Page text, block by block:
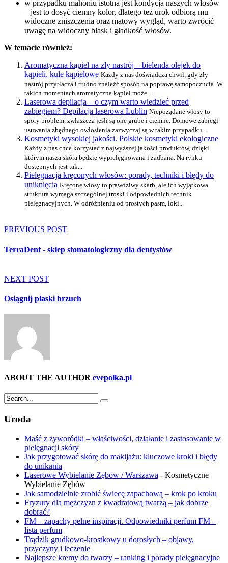
w przypadku mahoniu istotna jest kondycja naszych włosów
– jest to dosyć ciemny kolor, dlatego też urok odbiorą mu
widoczne zniszczenia oraz matowy wygląd, warto zwrócić
uwagę na widoczny blask i gładkość włosów.
W temacie również:
Aromatyczna kąpiel na zły nastrój – bielenda olejek do
kąpieli, kule kąpielowe Każdy z nas doświadcza chwil, gdy zły
nastrój przytłacza i trudno znaleźć sposób na poprawę samopoczucia. W
takich momentach aromatyczna kąpiel może...
Laserowa depilacja – o czym warto wiedzieć przed
zabiegiem? Depilacja laserowa Lublin Niepożądane włosy to
spory problem, zwłaszcza jeśli są one grube i ciemne. Domowe zabiegi
usuwania zbędnego owłosienia zazwyczaj są w takim przypadku...
Kosmetyki wysokiej jakości. Polskie kosmetyki ekologiczne
Każdy z nas chce korzystać z najwyższej jakości produktów, dzięki
którym nasza skóra będzie wypielęgnowana i zadbana. Na rynku
dostępnych jest tak...
Pielęgnacja kręconych włosów: porady, techniki i błędy do
uniknięcia Kręcone włosy to prawdziwy skarb, ale ich wyjątkowa
struktura wymaga szczególnej troski i odpowiednich technik
pielęgnacyjnych. W odróżnieniu od prostych pasm, loki...
PREVIOUS POST
TerraDent - sklep stomatologiczny dla dentystów
NEXT POST
Osiągnij płaski brzuch
ABOUT THE AUTHOR evepolka.pl
Uroda
Maść z żyworódki – właściwości, działanie i zastosowanie w
pielęgnacji skóry
Jak przygotować skórę do makijażu: kluczowe kroki i błędy
do unikania
Laserowe Wybielanie Zębów / Warszawa - Kosmetyczne
Wybielanie Zębów
Jak samodzielnie zrobić świecę zapachową – krok po kroku
Fryzury dla mężczyzn z kwadratową twarzą – jak dobrze
dobrać?
FM – zapachy pełne inspiracji. Odpowiedniki perfum FM –
lista perfum
Trądzik grudkowo-krostkowy u dorosłych – objawy,
przyczyny i leczenie
Najlepsze kremy do twarzy – ranking i porady pielęgnacyjne